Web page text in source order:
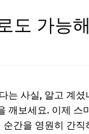
도 가능
는 사실, 알고 계셨
깨보세요. 이제 스
간을 영원히 간직